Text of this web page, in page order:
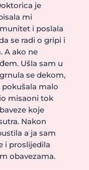
je
mi
i poslala
se radi o gripi i
A ako ne
Ušla sam u
se dekom,
malo
misaoni tok
koje
Nakon
a ja sam
i proslijedila
obavezama.